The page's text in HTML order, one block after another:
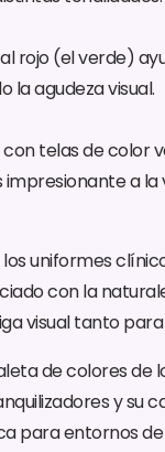
rojo (el verde)
la agudeza visual.
telas de color
impresionante a
uniformes
con la
visual tanto
de colores de
y su
para entornos